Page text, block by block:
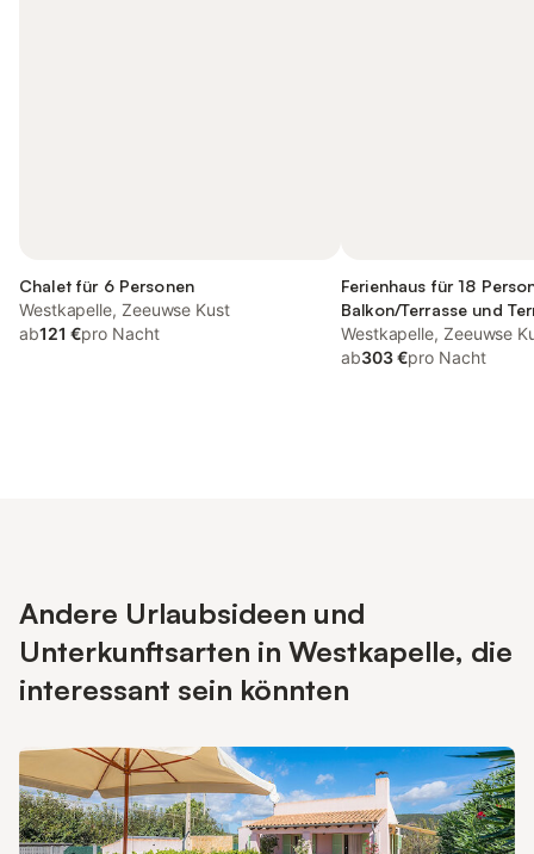
Chalet für 6 Personen
Westkapelle, Zeeuwse Kust
ab121 €pro Nacht
Ferienhaus für 18
Balkon/Terrasse und
Westkapelle, Zeeuwse
ab303 €pro Nacht
Andere Urlaubsideen und
Unterkunftsarten in Westkapelle, die
interessant sein könnten